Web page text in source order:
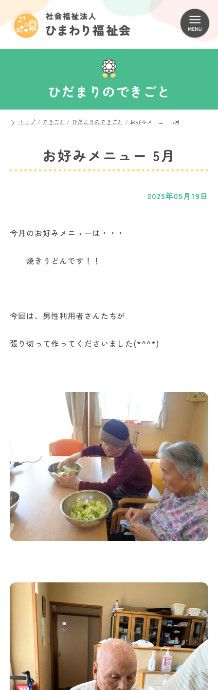
ひだまりのできごと
トップ / できごと / ひだまりのできごと / お好みメニュー 5月
お好みメニュー 5月
2025年05月19日
今月のお好みメニューは・・・
焼きうどんです！！
今回は、男性利用者さんたちが
張り切って作ってくださいました(*^^*)